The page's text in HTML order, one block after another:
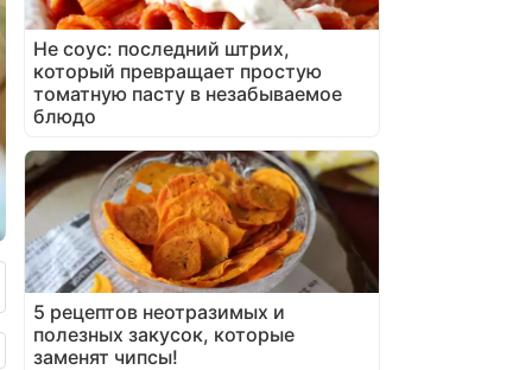
Не соус: последний штрих,
который превращает простую
томатную пасту в незабываемое
блюдо
5 рецептов неотразимых и
полезных закусок, которые
заменят чипсы!